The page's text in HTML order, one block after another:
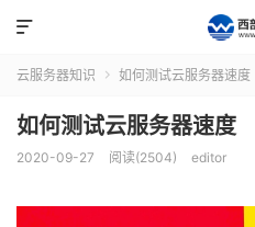

云服务器知识  如何测试云服务器速度
如何测试云服务器速度
2020-09-27 阅读(2504) editor